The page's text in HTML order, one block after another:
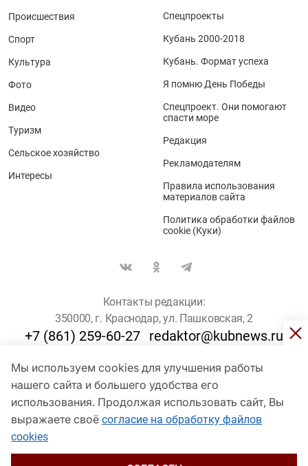
Мы используем cookies для улучшения работы
нашего сайта и большего удобства его
использования. Продолжая использовать сайт, Вы
выражаете своё согласие на обработку файлов
cookies
Происшествия
Спорт
Культура
Фото
Видео
Туризм
Сельское хозяйство
Интересы
Спецпроекты
Кубань 2000-2018
Кубань. Формат успеха
Я помню День Победы
Спецпроект. Они помогают
спасти море
Редакция
Рекламодателям
Правила использования
материалов сайта
Политика обработки файлов
cookie (Куки)
Контакты редакции:
350000, г. Краснодар, ул. Пашковская, 2
+7 (861) 259-60-27 redaktor@kubnews.ru
Для пользователей старше 16 лет
© Кубанские Новости, 2017
Сетевое издание «kubnews» зарегистрировано Федеральной
службой по надзору в сфере связи, информационных технологий
и массовых коммуникаций (Роскомнадзор). Регистрационный